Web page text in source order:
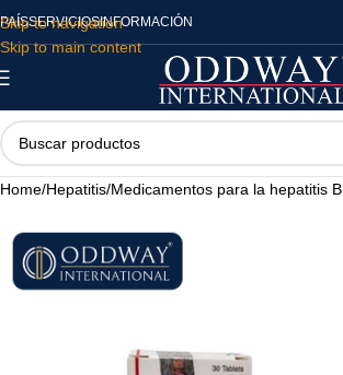
Skip to navigation
Skip to main content
PAÍSSERVICIOSINFORMACIÓN
Home/Hepatitis/Medicamentos para la hepatitis B